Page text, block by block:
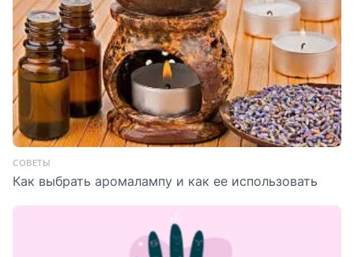
СОВЕТЫ
Как выбрать аромалампу и как ее использовать